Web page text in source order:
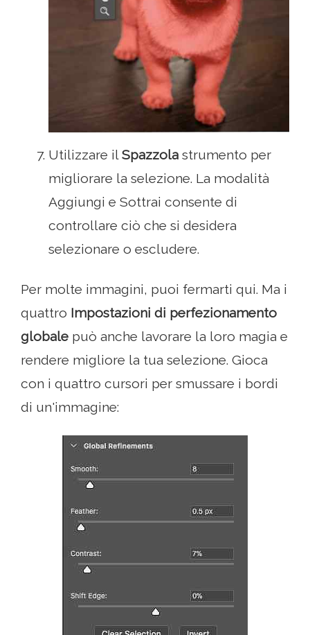
Utilizzare il Spazzola strumento per
migliorare la selezione. La modalità
Aggiungi e Sottrai consente di
controllare ciò che si desidera
selezionare o escludere.
Per molte immagini, puoi fermarti qui. Ma i
quattro Impostazioni di perfezionamento
globale può anche lavorare la loro magia e
rendere migliore la tua selezione. Gioca
con i quattro cursori per smussare i bordi
di un'immagine: